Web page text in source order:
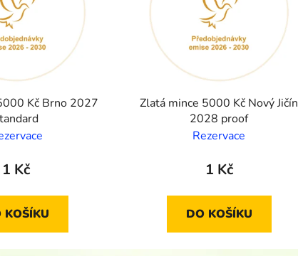
Kč Brno 2027
1 Kč
KOŠÍKU
Zlatá mince 5000 Kč Nový Jičín
2028 proof
Rezervace
1 Kč
DO KOŠÍKU